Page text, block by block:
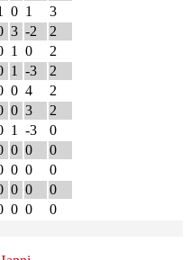
0 1
3
3 -2
2
1 0
2
1 -3
2
0 4
2
0 3
2
1 -3
0
0 0
0
0 0
0
0 0
0
0 0
0